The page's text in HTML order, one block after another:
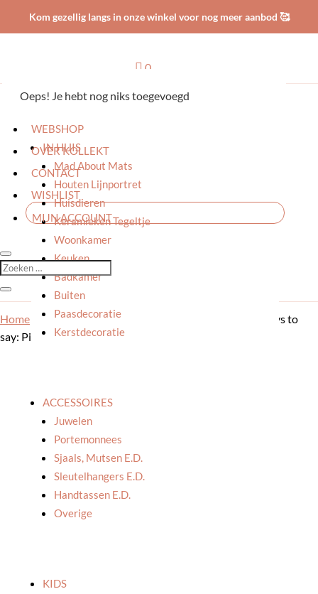
Kom gezellig langs in onze winkel voor nog meer aanbod 🥰
 0
Oeps! Je hebt nog niks toegevoegd
HOME
WEBSHOP
IN HUIS
Mad About Mats
Houten Lijnportret
Huisdieren
Keramieken Tegeltje
Woonkamer
Keuken
Badkamer
Buiten
Paasdecoratie
Kerstdecoratie
ACCESSOIRES
Juwelen
Portemonnees
Sjaals, Mutsen E.d.
Sleutelhangers E.d.
Handtassen E.d.
Overige
KIDS
OVER KOLLEKT
CONTACT
WISHLIST
MIJN ACCOUNT
Home Winkel/Lifestyle
/ All the ways to
say: Pin ‘Hot dog’